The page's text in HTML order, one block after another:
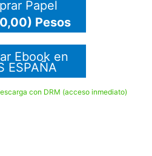
Papel
Pesos
Ebook en
ESPAÑA
con DRM (acceso inmediato)